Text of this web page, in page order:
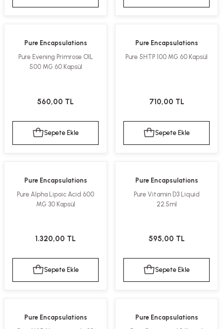
Pure Encapsulations
Pure Evening Primrose OIL
500 MG 60 Kapsül
560,00 TL
Sepete Ekle
Pure Encapsulations
Pure 5HTP 100 MG 60 Kapsül
710,00 TL
Sepete Ekle
Pure Encapsulations
Pure Alpha Lipoic Acid 600
MG 30 Kapsül
1.320,00 TL
Sepete Ekle
Pure Encapsulations
Pure Vitamin D3 Liquid
22.5ml
595,00 TL
Sepete Ekle
Pure Encapsulations
Pure Encapsulations